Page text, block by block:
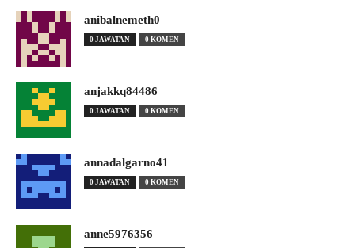
anibalnemeth0
0 JAWATAN 0 KOMEN
anjakkq84486
0 JAWATAN 0 KOMEN
annadalgarno41
0 JAWATAN 0 KOMEN
anne5976356